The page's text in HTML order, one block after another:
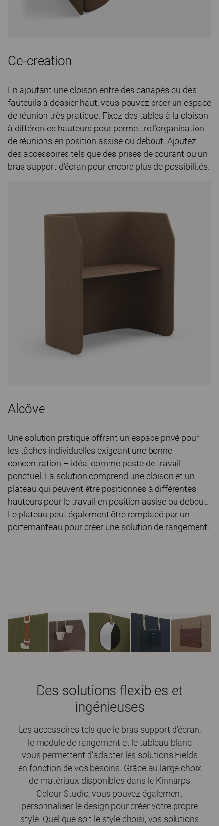
Co-creation
En ajoutant une cloison entre des canapés ou des
fauteuils à dossier haut, vous pouvez créer un espace
de réunion très pratique. Fixez des tables à la cloison
à différentes hauteurs pour permettre l’organisation
de réunions en position assise ou debout. Ajoutez
des accessoires tels que des prises de courant ou un
bras support d’écran pour encore plus de possibilités.
Alcôve
Une solution pratique offrant un espace privé pour
les tâches individuelles exigeant une bonne
concentration – idéal comme poste de travail
ponctuel. La solution comprend une cloison et un
plateau qui peuvent être positionnés à différentes
hauteurs pour le travail en position assise ou debout.
Le plateau peut également être remplacé par un
portemanteau pour créer une solution de rangement.
Des solutions flexibles et
ingénieuses
Les accessoires tels que le bras support d’écran,
le module de rangement et le tableau blanc
vous permettent d’adapter les solutions Fields
en fonction de vos besoins. Grâce au large choix
de matériaux disponibles dans le Kinnarps
Colour Studio, vous pouvez également
personnaliser le design pour créer votre propre
style. Quel que soit le style choisi, vos solutions